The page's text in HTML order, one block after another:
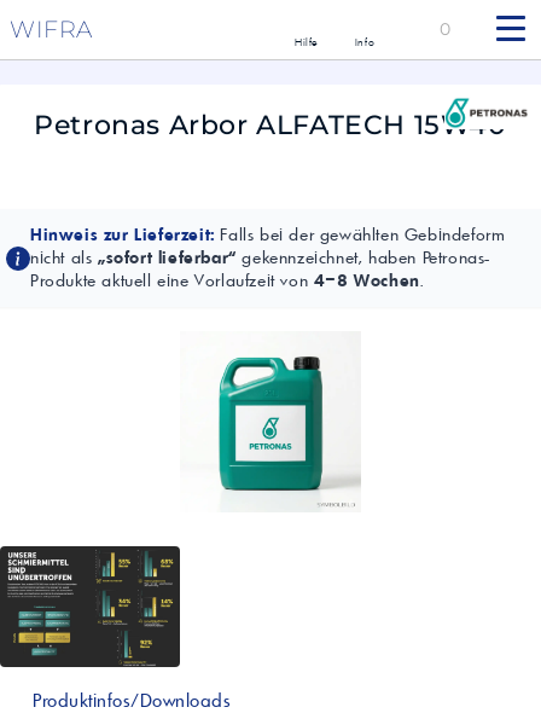
WIFRA Hilfe Info
0
Petronas Arbor ALFATECH 15W40
Hinweis zur Lieferzeit: Falls bei der gewählten Gebindeform
nicht als „sofort lieferbar“ gekennzeichnet, haben Petronas-
Produkte aktuell eine Vorlaufzeit von 4–8 Wochen.
Produktinfos/Downloads